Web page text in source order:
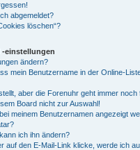
abgemeldet?
löschen“?
-einstellungen
ändern?
mein Benutzername in der Online-
aber die Forenuhr geht immer noch
Board nicht zur Auswahl!
meinem Benutzernamen angezeigt
ich ihn ändern?
auf den E-Mail-Link klicke, werde ich